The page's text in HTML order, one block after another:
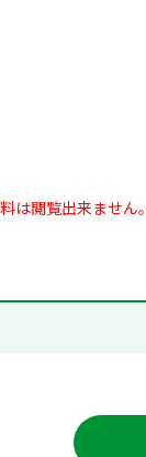
は閲覧出来ません。